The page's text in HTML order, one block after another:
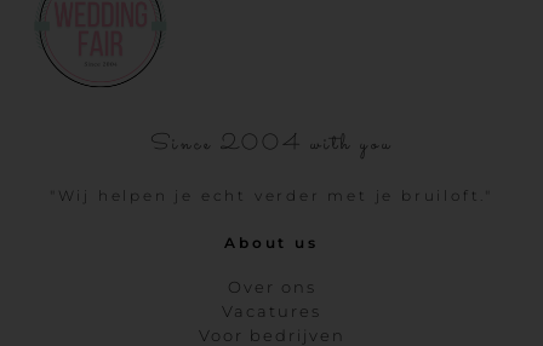
Since 2004 with you
"Wij helpen je echt verder met je bruiloft."
About us
Over ons
Vacatures
Voor bedrijven